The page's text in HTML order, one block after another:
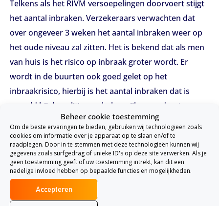
Beheer cookie toestemming
Om de beste ervaringen te bieden, gebruiken wij technologieën zoals
cookies om informatie over je apparaat op te slaan en/of te
raadplegen. Door in te stemmen met deze technologieën kunnen wij
gegevens zoals surfgedrag of unieke ID's op deze site verwerken. Als je
geen toestemming geeft of uw toestemming intrekt, kan dit een
nadelige invloed hebben op bepaalde functies en mogelijkheden.
Accepteren
Telkens als het RIVM versoepelingen doorvoert stijgt
het aantal inbraken. Verzekeraars verwachten dat
over ongeveer 3 weken het aantal inbraken weer op
het oude niveau zal zitten. Het is bekend dat als men
van huis is het risico op inbraak groter wordt. Er
wordt in de buurten ook goed gelet op het
inbraakrisico, hierbij is het aantal inbraken dat is
gemeld bij de politie een belangrijke graadmeter.
Vaak is het zo dat er snel achter elkaar een aantal
keer wordt ingebroken in dezelfde buurt.
Als je nou zelf ook weer vaker van huis bent, dan is
het van belang op een aantal dingen te letten. Denk
er hierbij aan om bijvoorbeeld je verlichting
automatisch te laten inschakelen, je gordijnen niet